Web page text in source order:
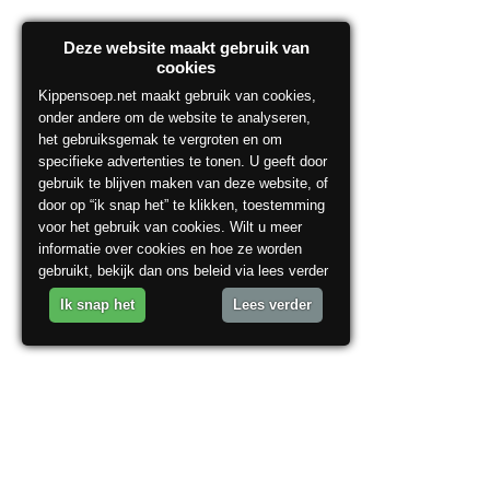
Deze website maakt gebruik van
cookies
Kippensoep.net maakt gebruik van cookies,
onder andere om de website te analyseren,
het gebruiksgemak te vergroten en om
specifieke advertenties te tonen. U geeft door
gebruik te blijven maken van deze website, of
door op “ik snap het” te klikken, toestemming
voor het gebruik van cookies. Wilt u meer
informatie over cookies en hoe ze worden
gebruikt, bekijk dan ons beleid via lees verder
Ik snap het Lees verder